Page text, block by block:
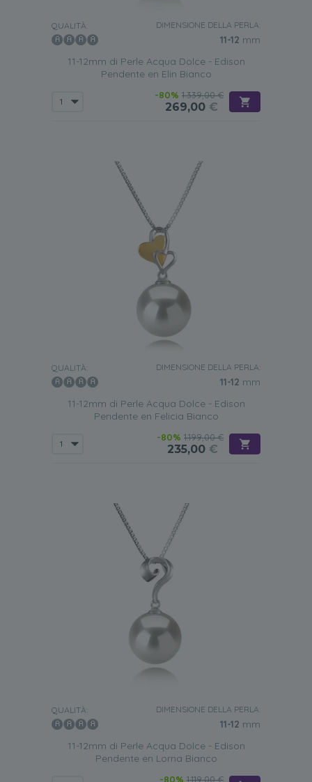
QUALITÀ: DIMENSIONE DELLA PERLA:
11-12 mm
11-12mm di Perle Acqua Dolce - Edison
Pendente en Elin Bianco
-80% 1.339,00 €
269,00 €
QUALITÀ: DIMENSIONE DELLA PERLA:
11-12 mm
11-12mm di Perle Acqua Dolce - Edison
Pendente en Felicia Bianco
-80% 1.199,00 €
235,00 €
QUALITÀ: DIMENSIONE DELLA PERLA:
11-12 mm
11-12mm di Perle Acqua Dolce - Edison
Pendente en Lorna Bianco
-80% 1.119,00 €